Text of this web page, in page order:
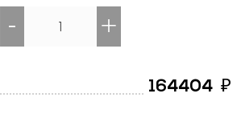
- +
164404 ₽